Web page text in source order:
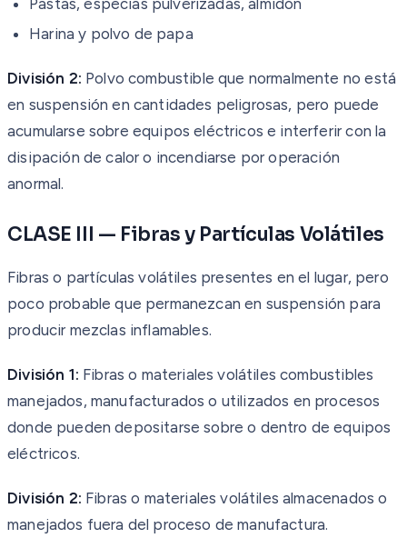
Harina y polvo de papa
División 2: Polvo combustible que normalmente no está
en suspensión en cantidades peligrosas, pero puede
acumularse sobre equipos eléctricos e interferir con la
disipación de calor o incendiarse por operación
anormal.
CLASE III — Fibras y Partículas Volátiles
Fibras o partículas volátiles presentes en el lugar, pero
poco probable que permanezcan en suspensión para
producir mezclas inflamables.
División 1: Fibras o materiales volátiles combustibles
manejados, manufacturados o utilizados en procesos
donde pueden depositarse sobre o dentro de equipos
eléctricos.
División 2: Fibras o materiales volátiles almacenados o
manejados fuera del proceso de manufactura.